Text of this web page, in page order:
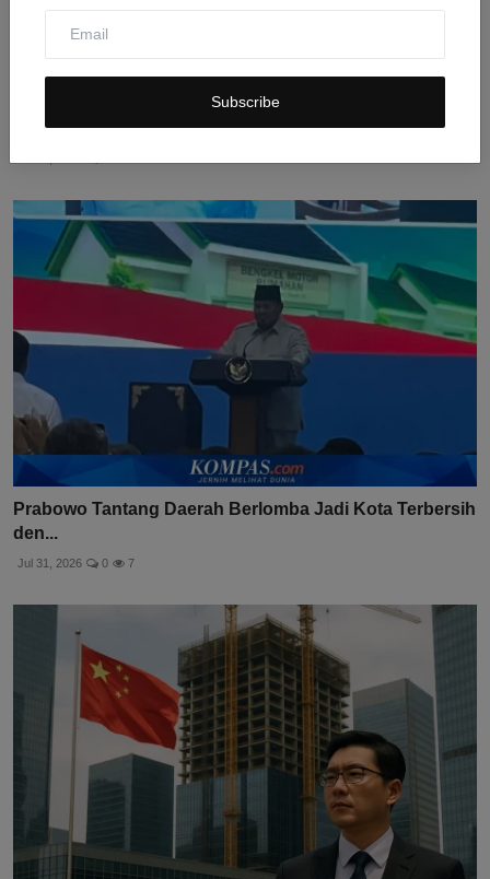
Subscribe
Pakuwon Ungkap Alasan Memagari Mal-malnya di
Jakarta da...
Prabowo Tantang Daerah Berlomba Jadi Kota Terbersih
den...
Jul 31, 2026 0 7